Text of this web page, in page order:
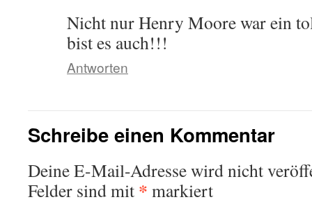
Nicht nur Henry Moore war ein
bist es auch!!!
Antworten
Schreibe einen Kommentar
Deine E-Mail-Adresse wird nicht
Felder sind mit * markiert